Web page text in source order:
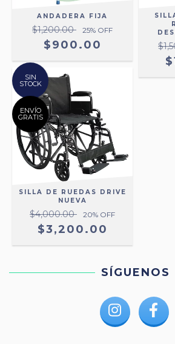
ANDADERA FIJA
$1,200.00 25% OFF
$900.00
SIN
STOCK
ENVÍO
GRATIS
SILLA DE RUEDAS DRIVE
NUEVA
$4,000.00 20% OFF
$3,200.00
SÍGUENOS